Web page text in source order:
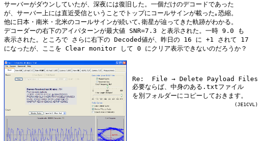
サーバーがダウンしていたが、深夜には復旧した。一個だけのデコードであった
が、サーバー上には直近受信ということでトップにコールサインが載った｡恐縮。
他に日本・南米・北米のコールサインが続いて､衛星が辿ってきた軌跡がわかる。
デコーダーの右下のアイパターンが最大値 SNR=7.3 と表示された。一時 9.0 も
表示された。ところで さらに右下の Decoded値が、昨日の 16 に +1 されて 17
になったが、ここを Clear monitor して 0 にクリア表示できないのだろうか？
Re:  File → Delete Payload Files
必要ならば、中身のある.txtファイル
を別フォルダーにコピーしておきます。
(JE1CVL)